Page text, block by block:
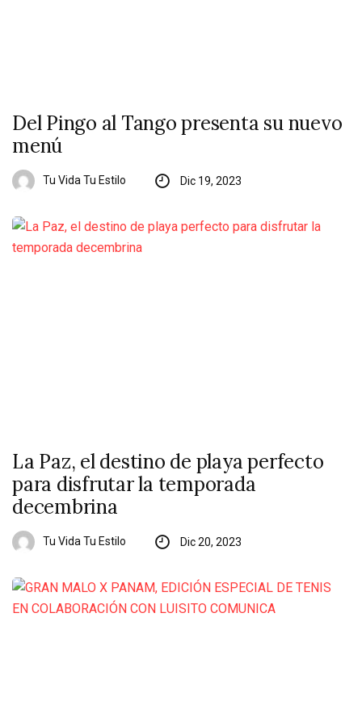
Del Pingo al Tango presenta su nuevo
menú
Tu Vida Tu Estilo Dic 19, 2023
La Paz, el destino de playa perfecto
para disfrutar la temporada
decembrina
Tu Vida Tu Estilo Dic 20, 2023